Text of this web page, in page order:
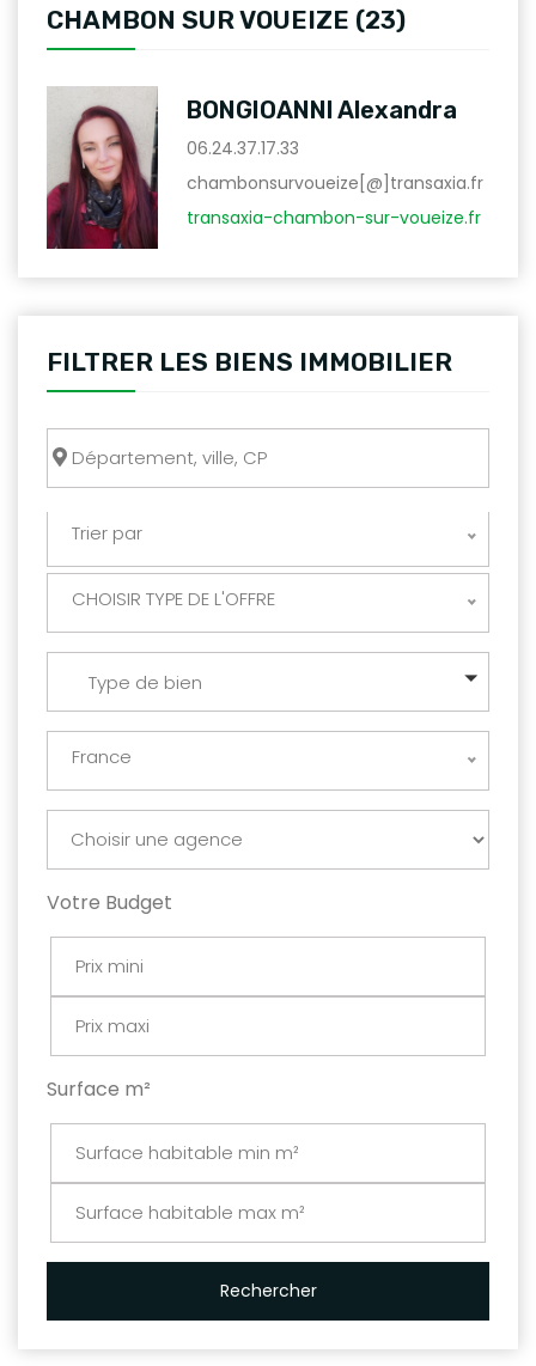
CHAMBON SUR VOUEIZE (23)
BONGIOANNI Alexandra
06.24.37.17.33
chambonsurvoueize[@]transaxia.fr
transaxia-chambon-sur-voueize.fr
FILTRER LES BIENS IMMOBILIER
Trier par
CHOISIR TYPE DE L'OFFRE
Type de bien
France
Votre Budget
Surface m²
Rechercher